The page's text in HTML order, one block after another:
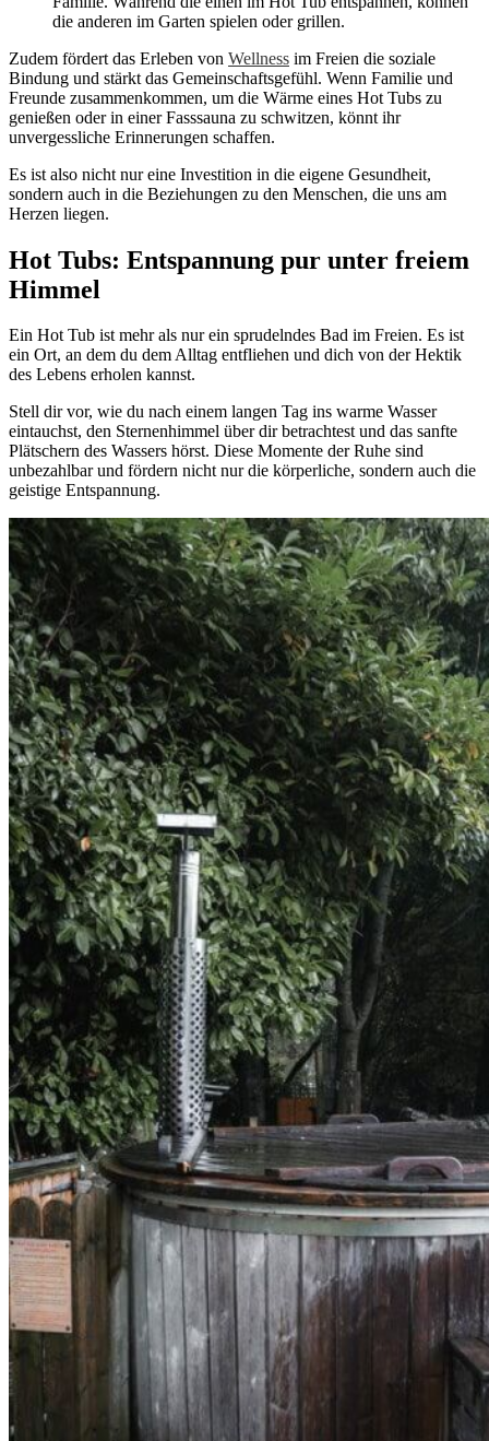
die anderen im Garten spielen oder grillen.
Zudem fördert das Erleben von Wellness im Freien die soziale
Bindung und stärkt das Gemeinschaftsgefühl. Wenn Familie und
Freunde zusammenkommen, um die Wärme eines Hot Tubs zu
genießen oder in einer Fasssauna zu schwitzen, könnt ihr
unvergessliche Erinnerungen schaffen.
Es ist also nicht nur eine Investition in die eigene Gesundheit,
sondern auch in die Beziehungen zu den Menschen, die uns am
Herzen liegen.
Hot Tubs: Entspannung pur unter freiem
Himmel
Ein Hot Tub ist mehr als nur ein sprudelndes Bad im Freien. Es ist
ein Ort, an dem du dem Alltag entfliehen und dich von der Hektik
des Lebens erholen kannst.
Stell dir vor, wie du nach einem langen Tag ins warme Wasser
eintauchst, den Sternenhimmel über dir betrachtest und das sanfte
Plätschern des Wassers hörst. Diese Momente der Ruhe sind
unbezahlbar und fördern nicht nur die körperliche, sondern auch die
geistige Entspannung.